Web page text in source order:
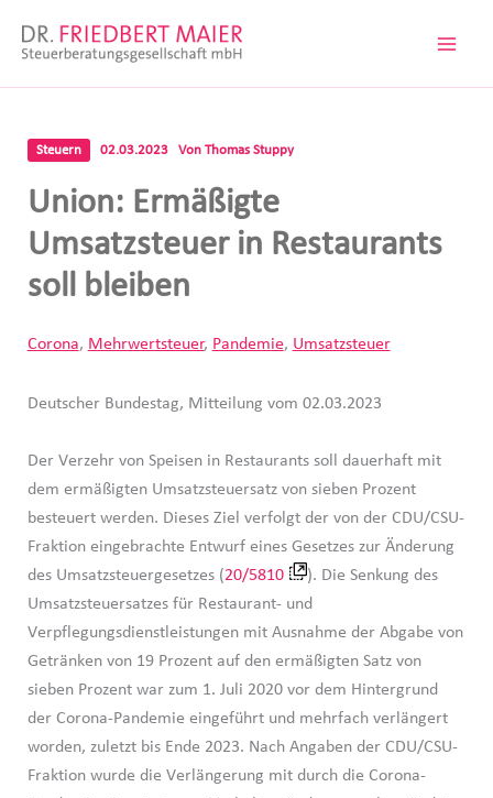
Inhalt
Steuern 02.03.2023 Von Thomas Stuppy
Union: Ermäßigte
Umsatzsteuer in Restaurants
soll bleiben
Corona, Mehrwertsteuer, Pandemie, Umsatzsteuer
Deutscher Bundestag, Mitteilung vom 02.03.2023
Der Verzehr von Speisen in Restaurants soll dauerhaft mit
dem ermäßigten Umsatzsteuersatz von sieben Prozent
besteuert werden. Dieses Ziel verfolgt der von der CDU/CSU-
Fraktion eingebrachte Entwurf eines Gesetzes zur Änderung
des Umsatzsteuergesetzes (20/5810
). Die Senkung des
Umsatzsteuersatzes für Restaurant- und
Verpflegungsdienstleistungen mit Ausnahme der Abgabe von
Getränken von 19 Prozent auf den ermäßigten Satz von
sieben Prozent war zum 1. Juli 2020 vor dem Hintergrund
der Corona-Pandemie eingeführt und mehrfach verlängert
worden, zuletzt bis Ende 2023. Nach Angaben der CDU/CSU-
Fraktion wurde die Verlängerung mit durch die Corona-